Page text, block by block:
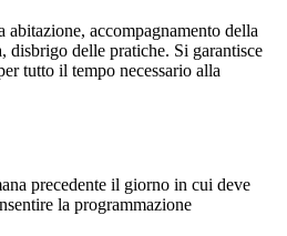
accompagnamento della
disbrigo delle pratiche. Si garantisce
tutto il tempo necessario alla
precedente il giorno in cui deve
la programmazione